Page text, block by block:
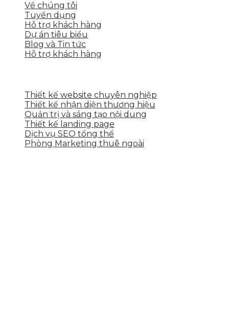
Về chúng tôi
Tuyển dụng
Hỗ trợ khách hàng
Dự án tiêu biểu
Blog và Tin tức
Hỗ trợ khách hàng
Thiết kế website chuyên nghiệp
Thiết kế nhận diện thương hiệu
Quản trị và sáng tạo nội dung
Thiết kế landing page
Dịch vụ SEO tổng thể
Phòng Marketing thuê ngoài